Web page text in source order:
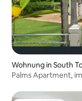
Wohnung in South
Palms Apartment,